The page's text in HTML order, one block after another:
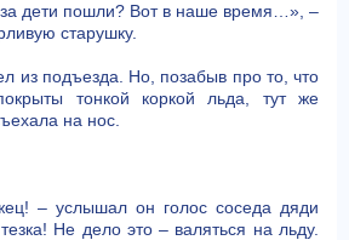
дети пошли? Вот в наше время…», –
старушку.
из подъезда. Но, позабыв про то, что
тонкой коркой льда, тут же
на нос.
– услышал он голос соседа дяди
Не дело это – валяться на льду.